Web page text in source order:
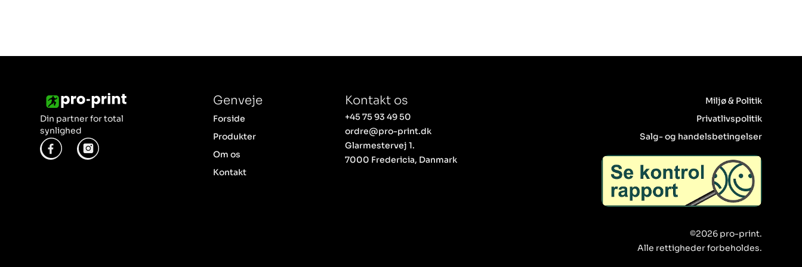
Din partner for total
synlighed
Genveje
Forside
Produkter
Om os
Kontakt
Kontakt os
+45 75 93 49 50
ordre@pro-print.dk
Glarmestervej 1.
7000 Fredericia, Danmark
Miljø & Politik
Privatlivspolitik
Salg- og handelsbetingelser
©2026 pro-print.
Alle rettigheder forbeholdes.